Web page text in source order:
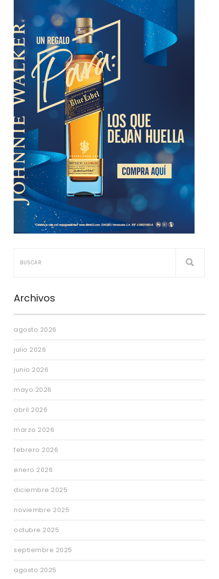
Archivos
agosto 2026
julio 2026
junio 2026
mayo 2026
abril 2026
marzo 2026
febrero 2026
enero 2026
diciembre 2025
noviembre 2025
octubre 2025
septiembre 2025
agosto 2025